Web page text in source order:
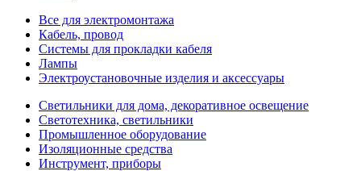
Все для электромонтажа
Кабель, провод
Системы для прокладки кабеля
Лампы
Электроустановочные изделия и аксессуары
Светильники для дома, декоративное освещение
Светотехника, светильники
Промышленное оборудование
Изоляционные средства
Инструмент, приборы